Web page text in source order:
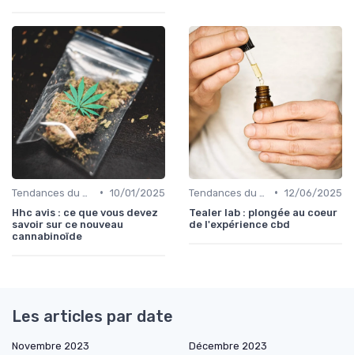
• 10/01/2025
Hhc avis : ce que vous devez
savoir sur ce nouveau
cannabinoïde
• 12/06/2025
Tealer lab : plongée au coeur
de l'expérience cbd
Les articles par date
Novembre 2023
Décembre 2023